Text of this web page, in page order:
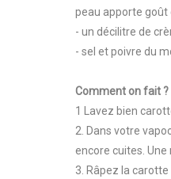
peau apporte goût
- un décilitre de
- sel et poivre du
Comment on fait ?
1 Lavez bien
2. Dans votre
encore cuites.
3. Râpez la